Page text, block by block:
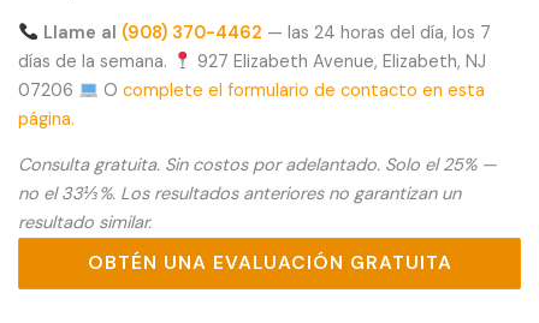
Llame al (908) 370-4462 — las 24 horas del día, los 7
días de la semana.
927 Elizabeth Avenue, Elizabeth, NJ
07206
O complete el formulario de contacto en esta
página.
Consulta gratuita. Sin costos por adelantado. Solo el 25% —
no el 33⅓%. Los resultados anteriores no garantizan un
resultado similar.
OBTÉN UNA EVALUACIÓN GRATUITA